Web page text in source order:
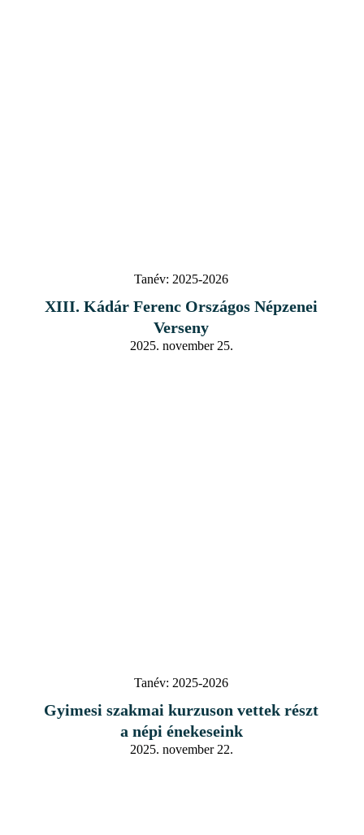
Tanév: 2025-2026
XIII. Kádár Ferenc Országos Népzenei
Verseny
2025. november 25.
Tanév: 2025-2026
Gyimesi szakmai kurzuson vettek részt
a népi énekeseink
2025. november 22.